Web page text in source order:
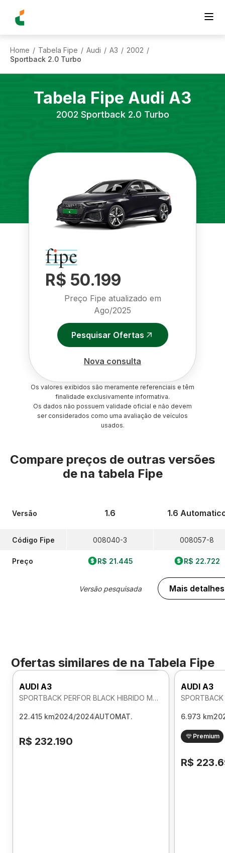
Home / Tabela Fipe / Audi / A3 / 2002 /
Sportback 2.0 Turbo
Tabela Fipe Audi A3
2002 Sportback 2.0 Turbo
R$ 50.199
Preço Fipe atualizado em
Ago/2025
Pesquisar Ofertas
Nova consulta
Os valores exibidos são meramente referenciais e têm
finalidade exclusivamente informativa.
Os dados não possuem validade oficial e não devem
ser considerados como uma avaliação de veículos
usados.
Compare preços de outras versões
de na tabela Fipe
Versão
Código Fipe
Preço
1.6
008040-3
R$ 21.445
Versão pesquisada
1.6
008057-8
R$ 22.722
Mais detalhes
Ofertas similares de na Tabela Fipe
Foto 360º
AUDI A3
SPORTBACK PERFOR BLACK HIBRIDO MHEV 2.0 AUTOMATICO
22.415 km2024/2024AUTOMAT.
R$ 232.190
AUDI A3
6.973 km
Premium
R$